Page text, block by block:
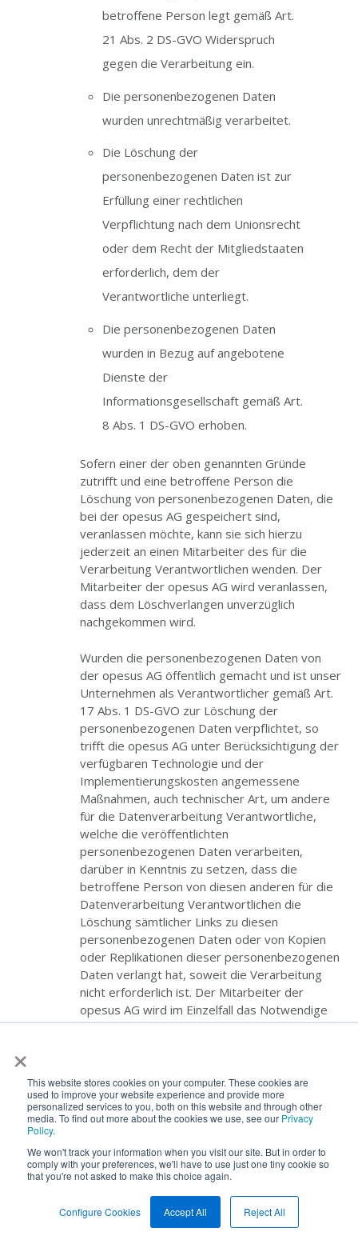
×
This website stores cookies on your computer. These cookies are
used to improve your website experience and provide more
personalized services to you, both on this website and through other
media. To find out more about the cookies we use, see our Privacy
Policy.
We won't track your information when you visit our site. But in order to
comply with your preferences, we'll have to use just one tiny cookie so
that you're not asked to make this choice again.
Configure Cookies Accept All Reject All
betroffene Person legt gemäß Art.
21 Abs. 2 DS-GVO Widerspruch
gegen die Verarbeitung ein.
Die personenbezogenen Daten
wurden unrechtmäßig verarbeitet.
Die Löschung der
personenbezogenen Daten ist zur
Erfüllung einer rechtlichen
Verpflichtung nach dem Unionsrecht
oder dem Recht der Mitgliedstaaten
erforderlich, dem der
Verantwortliche unterliegt.
Die personenbezogenen Daten
wurden in Bezug auf angebotene
Dienste der
Informationsgesellschaft gemäß Art.
8 Abs. 1 DS-GVO erhoben.
Sofern einer der oben genannten Gründe
zutrifft und eine betroffene Person die
Löschung von personenbezogenen Daten, die
bei der opesus AG gespeichert sind,
veranlassen möchte, kann sie sich hierzu
jederzeit an einen Mitarbeiter des für die
Verarbeitung Verantwortlichen wenden. Der
Mitarbeiter der opesus AG wird veranlassen,
dass dem Löschverlangen unverzüglich
nachgekommen wird.
Wurden die personenbezogenen Daten von
der opesus AG öffentlich gemacht und ist unser
Unternehmen als Verantwortlicher gemäß Art.
17 Abs. 1 DS-GVO zur Löschung der
personenbezogenen Daten verpflichtet, so
trifft die opesus AG unter Berücksichtigung der
verfügbaren Technologie und der
Implementierungskosten angemessene
Maßnahmen, auch technischer Art, um andere
für die Datenverarbeitung Verantwortliche,
welche die veröffentlichten
personenbezogenen Daten verarbeiten,
darüber in Kenntnis zu setzen, dass die
betroffene Person von diesen anderen für die
Datenverarbeitung Verantwortlichen die
Löschung sämtlicher Links zu diesen
personenbezogenen Daten oder von Kopien
oder Replikationen dieser personenbezogenen
Daten verlangt hat, soweit die Verarbeitung
nicht erforderlich ist. Der Mitarbeiter der
opesus AG wird im Einzelfall das Notwendige
veranlassen.
Jede von der Verarbeitung personenbezogener
Daten betroffene Person hat das vom
Verordnungsgeber gewährte Recht, von dem
Verantwortlichen die Einschränkung der
Verarbeitung zu verlangen, wenn eine der
folgenden Voraussetzungen gegeben ist: